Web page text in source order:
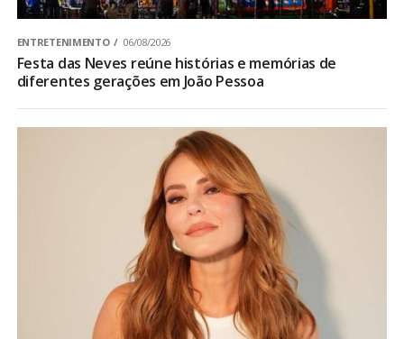
ENTRETENIMENTO 06/08/2026
Festa das Neves reúne histórias e memórias de
diferentes gerações em João Pessoa